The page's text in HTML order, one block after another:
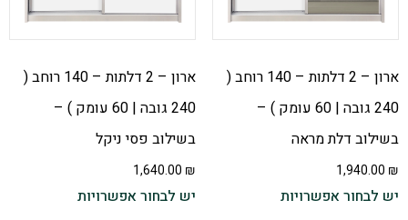
ארון – 2 דלתות – 140 רוחב (
240 גובה | 60 עומק ) –
בשילוב דלת מראה
1,940.00 ₪
יש לבחור אפשרויות
ארון – 2 דלתות – 140 רוחב (
240 גובה | 60 עומק ) –
בשילוב פסי ניקל
1,640.00 ₪
יש לבחור אפשרויות